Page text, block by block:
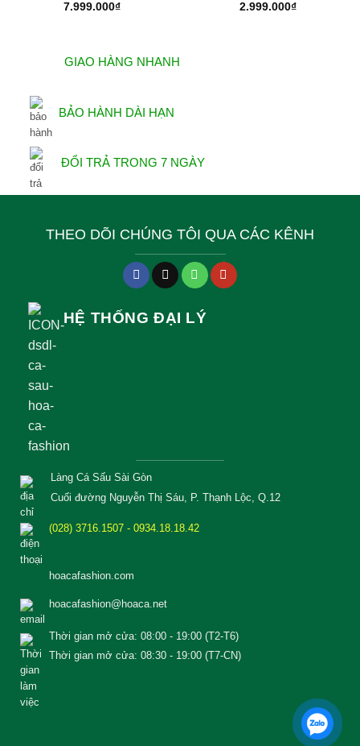
7.999.000₫
2.999.000₫
GIAO HÀNG NHANH
BẢO HÀNH DÀI HẠN
ĐỔI TRẢ TRONG 7 NGÀY
THEO DÕI CHÚNG TÔI QUA CÁC KÊNH
HỆ THỐNG ĐẠI LÝ
Làng Cá Sấu Sài Gòn
Cuối đường Nguyễn Thị Sáu, P. Thạnh Lộc, Q.12
(028) 3716.1507 - 0934.18.18.42
hoacafashion.com
hoacafashion@hoaca.net
Thời gian mở cửa: 08:00 - 19:00 (T2-T6)
Thời gian mở cửa: 08:30 - 19:00 (T7-CN)